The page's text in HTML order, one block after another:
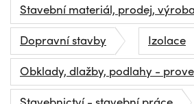
Stavební materiál, prodej, výroba
Dopravní stavby
Izolace
Obklady, dlažby, podlahy -